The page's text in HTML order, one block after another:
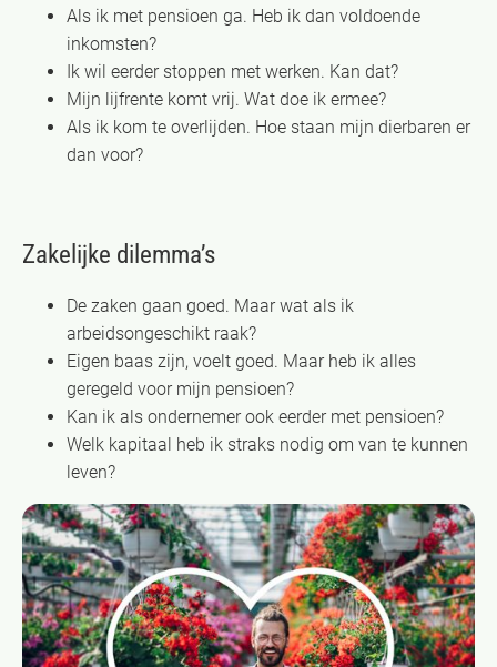
Als ik met pensioen ga. Heb ik dan voldoende
inkomsten?
Ik wil eerder stoppen met werken. Kan dat?
Mijn lijfrente komt vrij. Wat doe ik ermee?
Als ik kom te overlijden. Hoe staan mijn dierbaren er
dan voor?
Zakelijke dilemma’s
De zaken gaan goed. Maar wat als ik
arbeidsongeschikt raak?
Eigen baas zijn, voelt goed. Maar heb ik alles
geregeld voor mijn pensioen?
Kan ik als ondernemer ook eerder met pensioen?
Welk kapitaal heb ik straks nodig om van te kunnen
leven?